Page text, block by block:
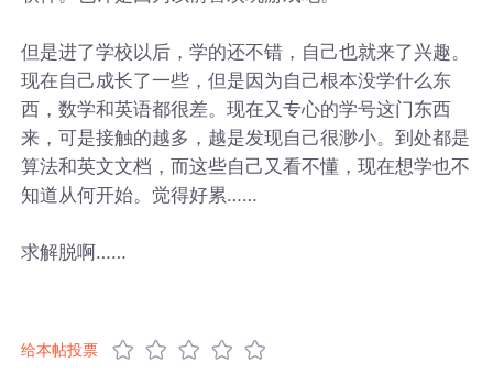
但是进了学校以后，学的还不错，自己也就来了兴趣。
现在自己成长了一些，但是因为自己根本没学什么东
西，数学和英语都很差。现在又专心的学号这门东西
来，可是接触的越多，越是发现自己很渺小。到处都是
算法和英文文档，而这些自己又看不懂，现在想学也不
知道从何开始。觉得好累……
求解脱啊……
给本帖投票